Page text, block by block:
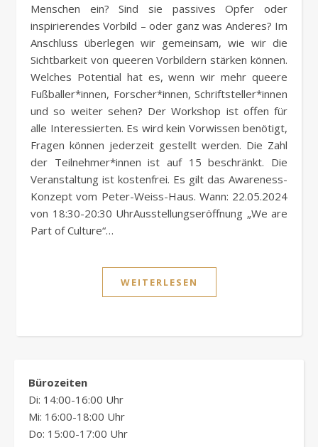
Menschen ein? Sind sie passives Opfer oder
inspirierendes Vorbild – oder ganz was Anderes? Im
Anschluss überlegen wir gemeinsam, wie wir die
Sichtbarkeit von queeren Vorbildern stärken können.
Welches Potential hat es, wenn wir mehr queere
Fußballer*innen, Forscher*innen, Schriftsteller*innen
und so weiter sehen? Der Workshop ist offen für
alle Interessierten. Es wird kein Vorwissen benötigt,
Fragen können jederzeit gestellt werden. Die Zahl
der Teilnehmer*innen ist auf 15 beschränkt. Die
Veranstaltung ist kostenfrei. Es gilt das Awareness-
Konzept vom Peter-Weiss-Haus. Wann: 22.05.2024
von 18:30-20:30 UhrAusstellungseröffnung „We are
Part of Culture“…
WEITERLESEN
Bürozeiten
Di: 14:00-16:00 Uhr
Mi: 16:00-18:00 Uhr
Do: 15:00-17:00 Uhr